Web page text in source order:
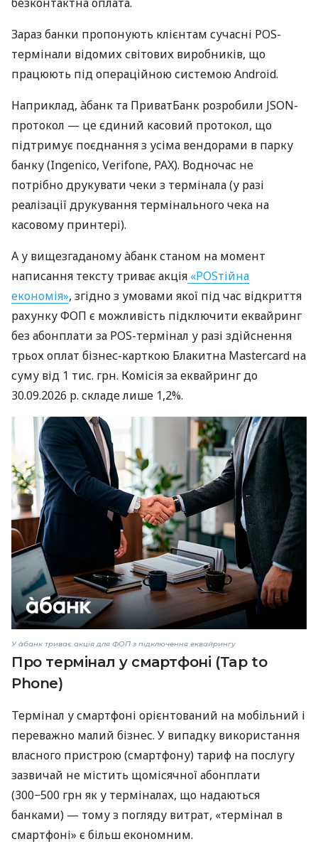
Зараз банки пропонують клієнтам сучасні POS-
термінали відомих світових виробників, що
працюють під операційною системою Android.
Наприклад, àбанк та ПриватБанк розробили JSON-
протокол — це єдиний касовий протокол, що
підтримує поєднання з усіма вендорами в парку
банку (Ingenico, Verifone, PAX). Водночас не
потрібно друкувати чеки з термінала (у разі
реалізації друкування термінального чека на
касовому принтері).
А у вищезгаданому àбанк станом на момент
написання тексту триває акція «POSтійна
економія», згідно з умовами якої під час відкриття
рахунку ФОП є можливість підключити еквайринг
без абонплати за POS-термінал у разі здійснення
трьох оплат бізнес-карткою Блакитна Mastercard на
суму від 1 тис. грн. Комісія за еквайринг до
30.09.2026 р. складе лише 1,2%.
У àбанк триває акція для ФОП з підключення еквайрингу
Про термінал у смартфоні (Tap to
Phone)
Термінал у смартфоні орієнтований на мобільний і
переважно малий бізнес. У випадку використання
власного пристрою (смартфону) тариф на послугу
зазвичай не містить щомісячної абонплати
(300−500 грн як у терміналах, що надаються
банками) — тому з погляду витрат, «термінал в
смартфоні» є більш економним.